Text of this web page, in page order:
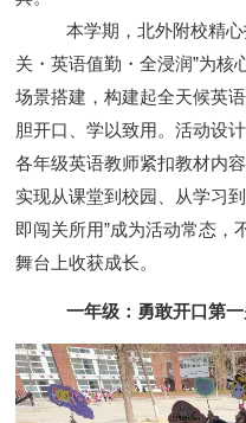
本学期，北外附校精
关・英语值勤・全浸润”为核
场景搭建，构建起全天候英
胆开口、学以致用。活动设
各年级英语教师紧扣教材内
实现从课堂到校园、从学习
即闯关所用”成为活动常态，
舞台上收获成长。
一年级：勇敢开口第